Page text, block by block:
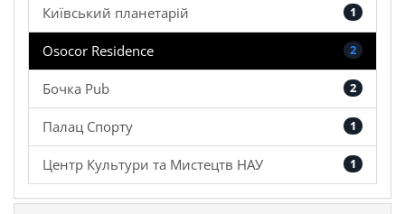
1
Київський планетарій
2
Osocor Residence
2
Бочка Pub
1
Палац Спорту
1
Центр Культури та Мистецтв НАУ